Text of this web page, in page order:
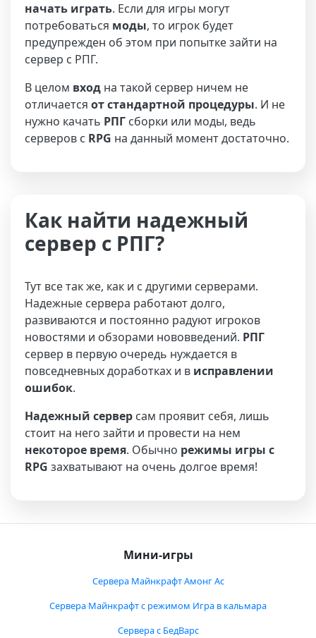
начать играть. Если для игры могут
потребоваться моды, то игрок будет
предупрежден об этом при попытке зайти на
сервер с РПГ.
В целом вход на такой сервер ничем не
отличается от стандартной процедуры. И не
нужно качать РПГ сборки или моды, ведь
серверов с RPG на данный момент достаточно.
Как найти надежный
сервер с РПГ?
Тут все так же, как и с другими серверами.
Надежные сервера работают долго,
развиваются и постоянно радуют игроков
новостями и обзорами нововведений. РПГ
сервер в первую очередь нуждается в
повседневных доработках и в исправлении
ошибок.
Надежный сервер сам проявит себя, лишь
стоит на него зайти и провести на нем
некоторое время. Обычно режимы игры с
RPG захватывают на очень долгое время!
Мини-игры
Сервера Майнкрафт Амонг Ас
Сервера Майнкрафт с режимом Игра в кальмара
Сервера с БедВарс